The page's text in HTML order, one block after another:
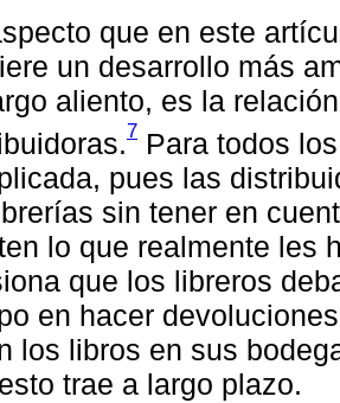
que en este
un desarrollo más
aliento, es la
7 Para todos
pues las
sin tener en
lo que realmente les
que los libreros
en hacer
los libros en sus
trae a largo plazo.